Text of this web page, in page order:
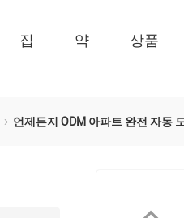
집 약 상품
언제든지 ODM 아파트 완전 자동